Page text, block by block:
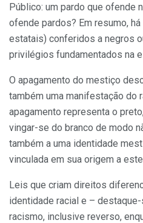
Público: um pardo que ofende
ofende pardos? Em resumo,
estatais) conferidos a negros
privilégios fundamentados na
O apagamento do mestiço
também uma manifestação do
apagamento representa o
vingar-se do branco de modo
também a uma identidade
vinculada em sua origem a
Leis que criam direitos
identidade racial e –
racismo, inclusive reverso,